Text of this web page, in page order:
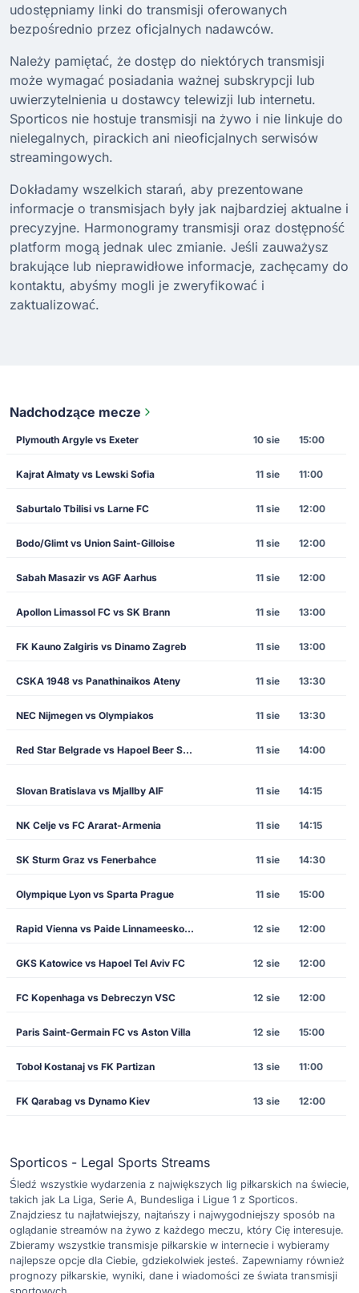
udostępniamy linki do transmisji oferowanych
bezpośrednio przez oficjalnych nadawców.
Należy pamiętać, że dostęp do niektórych transmisji
może wymagać posiadania ważnej subskrypcji lub
uwierzytelnienia u dostawcy telewizji lub internetu.
Sporticos nie hostuje transmisji na żywo i nie linkuje do
nielegalnych, pirackich ani nieoficjalnych serwisów
streamingowych.
Dokładamy wszelkich starań, aby prezentowane
informacje o transmisjach były jak najbardziej aktualne i
precyzyjne. Harmonogramy transmisji oraz dostępność
platform mogą jednak ulec zmianie. Jeśli zauważysz
brakujące lub nieprawidłowe informacje, zachęcamy do
kontaktu, abyśmy mogli je zweryfikować i
zaktualizować.
Nadchodzące mecze
Plymouth Argyle vs Exeter 10 sie 15:00
Kajrat Ałmaty vs Lewski Sofia 11 sie 11:00
Saburtalo Tbilisi vs Larne FC 11 sie 12:00
Bodo/Glimt vs Union Saint-Gilloise 11 sie 12:00
Sabah Masazir vs AGF Aarhus 11 sie 12:00
Apollon Limassol FC vs SK Brann 11 sie 13:00
FK Kauno Zalgiris vs Dinamo Zagreb 11 sie 13:00
CSKA 1948 vs Panathinaikos Ateny 11 sie 13:30
NEC Nijmegen vs Olympiakos 11 sie 13:30
Red Star Belgrade vs Hapoel Beer Sheva 11 sie 14:00
Slovan Bratislava vs Mjallby AIF 11 sie 14:15
NK Celje vs FC Ararat-Armenia 11 sie 14:15
SK Sturm Graz vs Fenerbahce 11 sie 14:30
Olympique Lyon vs Sparta Prague 11 sie 15:00
Rapid Vienna vs Paide Linnameeskond 12 sie 12:00
GKS Katowice vs Hapoel Tel Aviv FC 12 sie 12:00
FC Kopenhaga vs Debreczyn VSC 12 sie 12:00
Paris Saint-Germain FC vs Aston Villa 12 sie 15:00
Toboł Kostanaj vs FK Partizan 13 sie 11:00
FK Qarabag vs Dynamo Kiev 13 sie 12:00
Sporticos - Legal Sports Streams
Śledź wszystkie wydarzenia z największych lig piłkarskich na świecie,
takich jak La Liga, Serie A, Bundesliga i Ligue 1 z Sporticos.
Znajdziesz tu najłatwiejszy, najtańszy i najwygodniejszy sposób na
oglądanie streamów na żywo z każdego meczu, który Cię interesuje.
Zbieramy wszystkie transmisje piłkarskie w internecie i wybieramy
najlepsze opcje dla Ciebie, gdziekolwiek jesteś. Zapewniamy również
prognozy piłkarskie, wyniki, dane i wiadomości ze świata transmisji